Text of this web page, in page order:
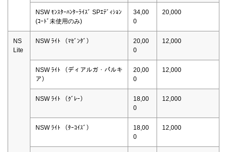
NSW ﾓﾝｽﾀｰﾊﾝﾀｰﾗｲｽﾞ SPｴﾃﾞｨｼｮﾝ
(ｺｰﾄﾞ未使用のみ)
34,00
0
20,000
NS
Lite
NSW ﾗｲﾄ （ﾏｾﾞﾝﾀﾞ）
20,00
0
12,000
NSW ﾗｲﾄ （ディアルガ・パルキ
ア）
20,00
0
12,000
NSW ﾗｲﾄ （ｸﾞﾚｰ）
18,00
0
12,000
NSW ﾗｲﾄ （ﾀｰｺｲｽﾞ）
18,00
0
12,000